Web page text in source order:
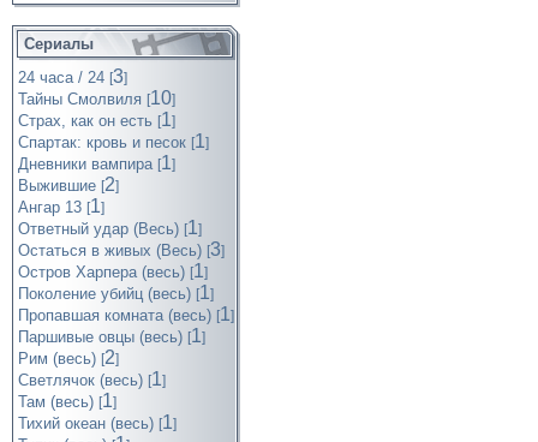
Сериалы
24 часа / 24 [3]
Тайны Смолвиля [10]
Страх, как он есть [1]
Спартак: кровь и песок [1]
Дневники вампира [1]
Выжившие [2]
Ангар 13 [1]
Ответный удар (Весь) [1]
Остаться в живых (Весь) [3]
Остров Харпера (весь) [1]
Поколение убийц (весь) [1]
Пропавшая комната (весь) [1]
Паршивые овцы (весь) [1]
Рим (весь) [2]
Светлячок (весь) [1]
Там (весь) [1]
Тихий океан (весь) [1]